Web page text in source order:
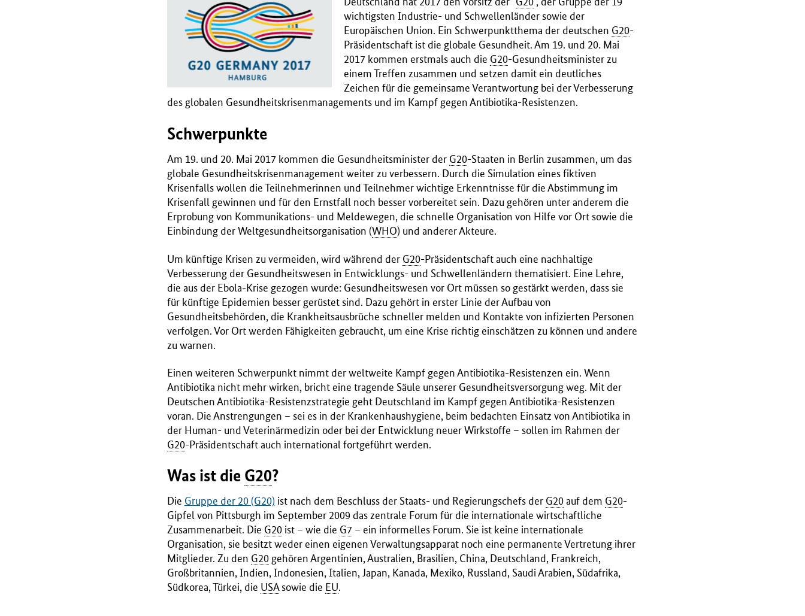
wichtigsten Industrie- und Schwellenländer sowie der
Europäischen Union. Ein Schwerpunktthema der deutschen G20-
Präsidentschaft ist die globale Gesundheit. Am 19. und 20. Mai
2017 kommen erstmals auch die G20-Gesundheitsminister zu
einem Treffen zusammen und setzen damit ein deutliches
Zeichen für die gemeinsame Verantwortung bei der Verbesserung
des globalen Gesundheitskrisenmanagements und im Kampf gegen Antibiotika-Resistenzen.
Schwerpunkte
Am 19. und 20. Mai 2017 kommen die Gesundheitsminister der G20-Staaten in Berlin zusammen, um das
globale Gesundheitskrisenmanagement weiter zu verbessern. Durch die Simulation eines fiktiven
Krisenfalls wollen die Teilnehmerinnen und Teilnehmer wichtige Erkenntnisse für die Abstimmung im
Krisenfall gewinnen und für den Ernstfall noch besser vorbereitet sein. Dazu gehören unter anderem die
Erprobung von Kommunikations- und Meldewegen, die schnelle Organisation von Hilfe vor Ort sowie die
Einbindung der Weltgesundheitsorganisation (WHO) und anderer Akteure.
Um künftige Krisen zu vermeiden, wird während der G20-Präsidentschaft auch eine nachhaltige
Verbesserung der Gesundheitswesen in Entwicklungs- und Schwellenländern thematisiert. Eine Lehre,
die aus der Ebola-Krise gezogen wurde: Gesundheitswesen vor Ort müssen so gestärkt werden, dass sie
für künftige Epidemien besser gerüstet sind. Dazu gehört in erster Linie der Aufbau von
Gesundheitsbehörden, die Krankheitsausbrüche schneller melden und Kontakte von infizierten Personen
verfolgen. Vor Ort werden Fähigkeiten gebraucht, um eine Krise richtig einschätzen zu können und andere
zu warnen.
Einen weiteren Schwerpunkt nimmt der weltweite Kampf gegen Antibiotika-Resistenzen ein. Wenn
Antibiotika nicht mehr wirken, bricht eine tragende Säule unserer Gesundheitsversorgung weg. Mit der
Deutschen Antibiotika-Resistenzstrategie geht Deutschland im Kampf gegen Antibiotika-Resistenzen
voran. Die Anstrengungen – sei es in der Krankenhaushygiene, beim bedachten Einsatz von Antibiotika in
der Human- und Veterinärmedizin oder bei der Entwicklung neuer Wirkstoffe – sollen im Rahmen der
G20-Präsidentschaft auch international fortgeführt werden.
Was ist die G20?
Die Gruppe der 20 (G20) ist nach dem Beschluss der Staats- und Regierungschefs der G20auf dem G20-
Gipfel von Pittsburgh im September 2009 das zentrale Forum für die internationale wirtschaftliche
Zusammenarbeit. Die G20ist – wie die G7 – ein informelles Forum. Sie ist keine internationale
Organisation, sie besitzt weder einen eigenen Verwaltungsapparat noch eine permanente Vertretung ihrer
Mitglieder. Zu den G20gehören Argentinien, Australien, Brasilien, China, Deutschland, Frankreich,
Großbritannien, Indien, Indonesien, Italien, Japan, Kanada, Mexiko, Russland, Saudi Arabien, Südafrika,
Südkorea, Türkei, die USAsowie die EU.